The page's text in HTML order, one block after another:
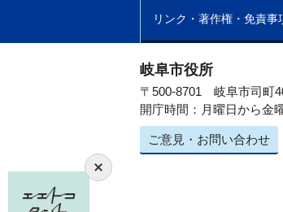
リンク・著作権・免責事
岐阜市役所
〒500-8701 岐阜市司町
開庁時間：月曜日から金
ご意見・お問い合わせ